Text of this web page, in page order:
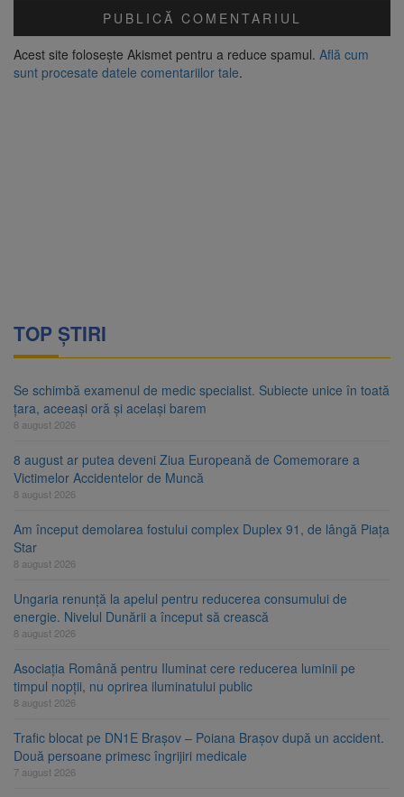
Acest site folosește Akismet pentru a reduce spamul. Află cum
sunt procesate datele comentariilor tale.
TOP ȘTIRI
Se schimbă examenul de medic specialist. Subiecte unice în toată
țara, aceeași oră și același barem
8 august 2026
8 august ar putea deveni Ziua Europeană de Comemorare a
Victimelor Accidentelor de Muncă
8 august 2026
Am început demolarea fostului complex Duplex 91, de lângă Piața
Star
8 august 2026
Ungaria renunță la apelul pentru reducerea consumului de
energie. Nivelul Dunării a început să crească
8 august 2026
Asociația Română pentru Iluminat cere reducerea luminii pe
timpul nopții, nu oprirea iluminatului public
8 august 2026
Trafic blocat pe DN1E Brașov – Poiana Brașov după un accident.
Două persoane primesc îngrijiri medicale
7 august 2026